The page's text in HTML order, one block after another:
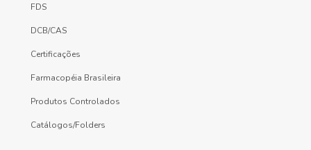
FDS
DCB/CAS
Certificações
Farmacopéia Brasileira
Produtos Controlados
Catálogos/Folders